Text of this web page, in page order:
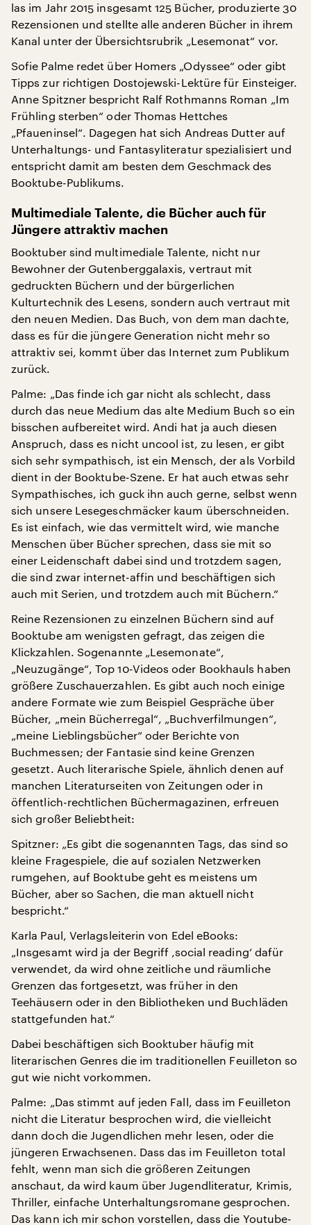
las im Jahr 2015 insgesamt 125 Bücher, produzierte 30
Rezensionen und stellte alle anderen Bücher in ihrem
Kanal unter der Übersichtsrubrik „Lesemonat“ vor.
Sofie Palme redet über Homers „Odyssee“ oder gibt
Tipps zur richtigen Dostojewski-Lektüre für Einsteiger.
Anne Spitzner bespricht Ralf Rothmanns Roman „Im
Frühling sterben“ oder Thomas Hettches
„Pfaueninsel“. Dagegen hat sich Andreas Dutter auf
Unterhaltungs- und Fantasyliteratur spezialisiert und
entspricht damit am besten dem Geschmack des
Booktube-Publikums.
Multimediale Talente, die Bücher auch für
Jüngere attraktiv machen
Booktuber sind multimediale Talente, nicht nur
Bewohner der Gutenberggalaxis, vertraut mit
gedruckten Büchern und der bürgerlichen
Kulturtechnik des Lesens, sondern auch vertraut mit
den neuen Medien. Das Buch, von dem man dachte,
dass es für die jüngere Generation nicht mehr so
attraktiv sei, kommt über das Internet zum Publikum
zurück.
Palme: „Das finde ich gar nicht als schlecht, dass
durch das neue Medium das alte Medium Buch so ein
bisschen aufbereitet wird. Andi hat ja auch diesen
Anspruch, dass es nicht uncool ist, zu lesen, er gibt
sich sehr sympathisch, ist ein Mensch, der als Vorbild
dient in der Booktube-Szene. Er hat auch etwas sehr
Sympathisches, ich guck ihn auch gerne, selbst wenn
sich unsere Lesegeschmäcker kaum überschneiden.
Es ist einfach, wie das vermittelt wird, wie manche
Menschen über Bücher sprechen, dass sie mit so
einer Leidenschaft dabei sind und trotzdem sagen,
die sind zwar internet-affin und beschäftigen sich
auch mit Serien, und trotzdem auch mit Büchern.“
Reine Rezensionen zu einzelnen Büchern sind auf
Booktube am wenigsten gefragt, das zeigen die
Klickzahlen. Sogenannte „Lesemonate“,
„Neuzugänge“, Top 10-Videos oder Bookhauls haben
größere Zuschauerzahlen. Es gibt auch noch einige
andere Formate wie zum Beispiel Gespräche über
Bücher, „mein Bücherregal“, „Buchverfilmungen“,
„meine Lieblingsbücher“ oder Berichte von
Buchmessen; der Fantasie sind keine Grenzen
gesetzt. Auch literarische Spiele, ähnlich denen auf
manchen Literaturseiten von Zeitungen oder in
öffentlich-rechtlichen Büchermagazinen, erfreuen
sich großer Beliebtheit:
Spitzner: „Es gibt die sogenannten Tags, das sind so
kleine Fragespiele, die auf sozialen Netzwerken
rumgehen, auf Booktube geht es meistens um
Bücher, aber so Sachen, die man aktuell nicht
bespricht.“
Karla Paul, Verlagsleiterin von Edel eBooks:
„Insgesamt wird ja der Begriff ‚social reading‘ dafür
verwendet, da wird ohne zeitliche und räumliche
Grenzen das fortgesetzt, was früher in den
Teehäusern oder in den Bibliotheken und Buchläden
stattgefunden hat.“
Dabei beschäftigen sich Booktuber häufig mit
literarischen Genres die im traditionellen Feuilleton so
gut wie nicht vorkommen.
Palme: „Das stimmt auf jeden Fall, dass im Feuilleton
nicht die Literatur besprochen wird, die vielleicht
dann doch die Jugendlichen mehr lesen, oder die
jüngeren Erwachsenen. Dass das im Feuilleton total
fehlt, wenn man sich die größeren Zeitungen
anschaut, da wird kaum über Jugendliteratur, Krimis,
Thriller, einfache Unterhaltungsromane gesprochen.
Das kann ich mir schon vorstellen, dass die Youtube-